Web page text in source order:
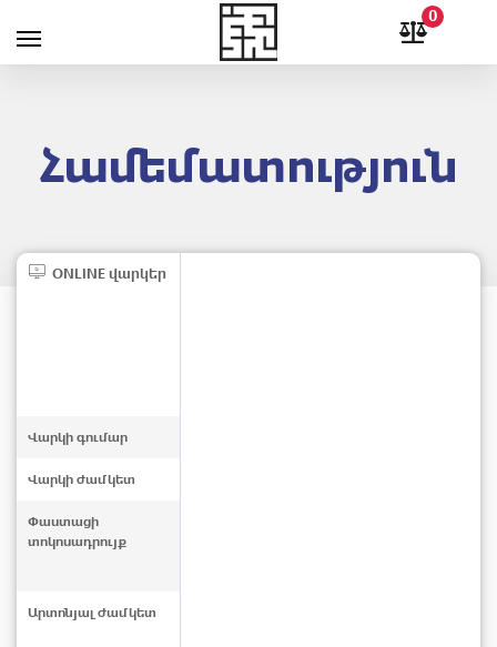
0
Համեմատություն
ONLINE վարկեր
Վարկի գումար
Վարկի ժամկետ
Փաստացի
տոկոսադրույք
Արտոնյալ ժամկետ